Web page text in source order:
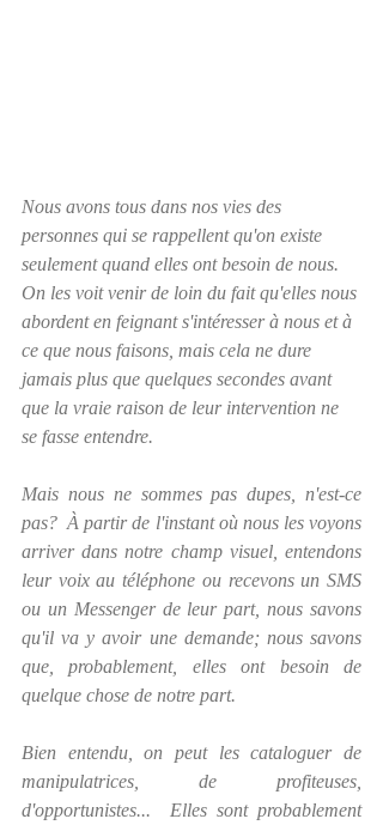
Nous avons tous dans nos vies des
personnes qui se rappellent qu'on existe
seulement quand elles ont besoin de nous.
On les voit venir de loin du fait qu'elles nous
abordent en feignant s'intéresser à nous et à
ce que nous faisons, mais cela ne dure
jamais plus que quelques secondes avant
que la vraie raison de leur intervention ne
se fasse entendre.
Mais nous ne sommes pas dupes, n'est-ce
pas?  À partir de l'instant où nous les voyons
arriver dans notre champ visuel, entendons
leur voix au téléphone ou recevons un SMS
ou un Messenger de leur part, nous savons
qu'il va y avoir une demande; nous savons
que, probablement, elles ont besoin de
quelque chose de notre part.
Bien entendu, on peut les cataloguer de
manipulatrices, de profiteuses,
d'opportunistes...  Elles sont probablement